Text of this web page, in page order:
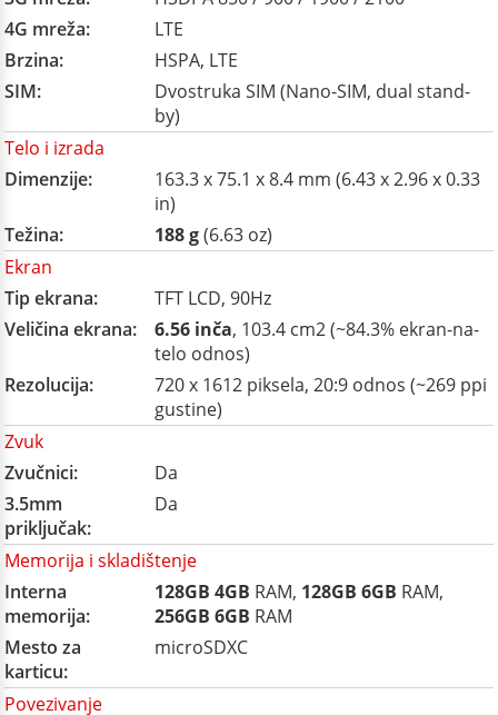
4G mreža:
LTE
Brzina:
HSPA, LTE
SIM:
Dvostruka SIM (Nano-SIM, dual stand-
by)
Telo i izrada
Dimenzije:
163.3 x 75.1 x 8.4 mm (6.43 x 2.96 x 0.33
in)
Težina:
188 g(6.63 oz)
Ekran
Tip ekrana:
TFT LCD, 90Hz
Veličina ekrana:
6.56 inča, 103.4 cm2 (~84.3% ekran-na-
telo odnos)
Rezolucija:
720 x 1612 piksela, 20:9 odnos (~269 ppi
gustine)
Zvuk
Zvučnici:
Da
3.5mm
priključak:
Da
Memorija i skladištenje
Interna
memorija:
128GB 4GB RAM, 128GB 6GB RAM,
256GB 6GB RAM
Mesto za
karticu:
microSDXC
Povezivanje